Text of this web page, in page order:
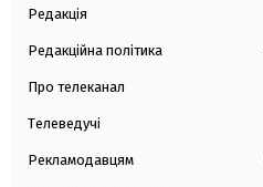
Редакція
Редакційна політика
Про телеканал
Телеведучі
Рекламодавцям